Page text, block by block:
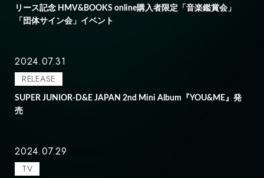
リース記念 HMV&BOOKS online購入者限定「音楽鑑賞会」
「団体サイン会」イベント
2024.07.31
RELEASE
SUPER JUNIOR-D&E JAPAN 2nd Mini Album『YOU&ME』発
売
2024.07.29
TV